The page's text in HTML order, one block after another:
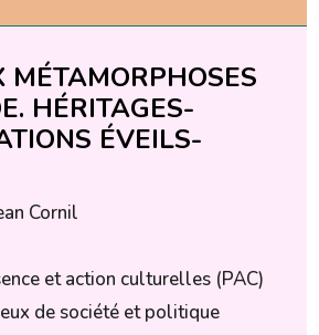
MÉTAMORPHOSES
HÉRITAGES-
ÉVEILS-
Cornil
et action culturelles (PAC)
de société et politique